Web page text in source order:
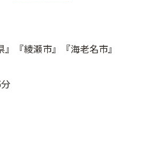
』『綾瀬市』『海老名市』